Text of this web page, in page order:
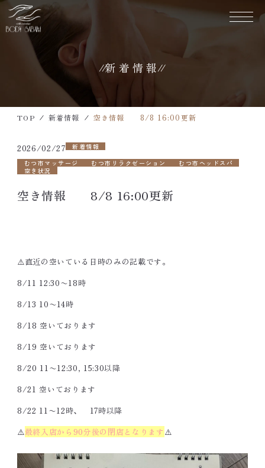
当店について
営業カレンダー
090-7932-6586
新着情報
TOP 新着情報 空き情報 8/8 16:00更新
2026/02/27
新着情報
むつ市マッサージ
むつ市リラクゼーション
むつ市ヘッドスパ
空き状況
空き情報 8/8 16:00更新
⚠️直近の空いている日時のみの記載です。
8/11 12:30〜18時
8/13 10〜14時
8/18 空いております
8/19 空いております
8/20 11〜12:30, 15:30以降
8/21 空いております
8/22 11〜12時、 17時以降
⚠️最終入店から90分後の閉店となります ⚠️